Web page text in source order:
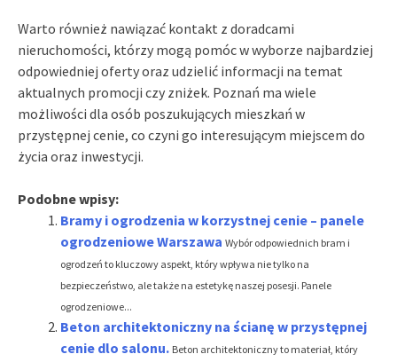
Warto również nawiązać kontakt z doradcami
nieruchomości, którzy mogą pomóc w wyborze najbardziej
odpowiedniej oferty oraz udzielić informacji na temat
aktualnych promocji czy zniżek. Poznań ma wiele
możliwości dla osób poszukujących mieszkań w
przystępnej cenie, co czyni go interesującym miejscem do
życia oraz inwestycji.
Podobne wpisy:
Bramy i ogrodzenia w korzystnej cenie – panele
ogrodzeniowe Warszawa Wybór odpowiednich bram i
ogrodzeń to kluczowy aspekt, który wpływa nie tylko na
bezpieczeństwo, ale także na estetykę naszej posesji. Panele
ogrodzeniowe...
Beton architektoniczny na ścianę w przystępnej
cenie dlo salonu. Beton architektoniczny to materiał, który